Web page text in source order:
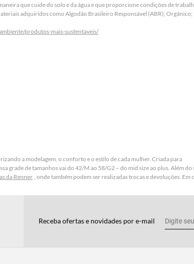
que cuide do solo e da água e que proporcione condições de
adquiridos como Algodão Brasileiro Responsável (ABR); Orgânico;
produtos-mais-sustentaveis/
a modelagem, o conforto e o estilo de cada mulher. Criada para
grade de tamanhos vai do 42/M ao 58/G2 – do mid size ao plus. Além do
da Renner , onde também podem ser realizadas trocas e devoluções. Em
Receba ofertas e novidades por e-mail